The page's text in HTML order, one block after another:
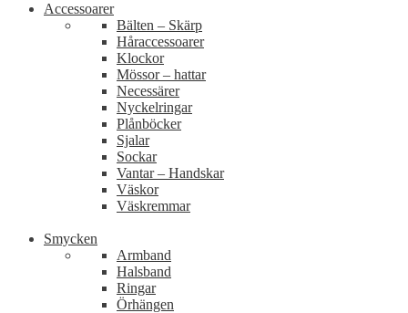
Accessoarer
Bälten – Skärp
Håraccessoarer
Klockor
Mössor – hattar
Necessärer
Nyckelringar
Plånböcker
Sjalar
Sockar
Vantar – Handskar
Väskor
Väskremmar
Smycken
Armband
Halsband
Ringar
Örhängen